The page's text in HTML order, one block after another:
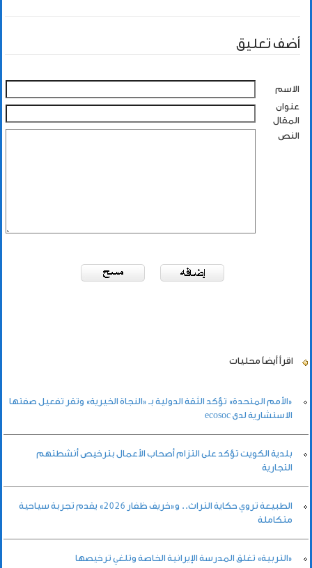
أضف تعليق
الاسم
عنوان
المقال
النص
اقرأ أيضاً محليات
«الأمم المتحدة» تؤكد الثقة الدولية بـ «النجاة الخيرية» وتقر تفعيل صفتها
الاستشارية لدى ecosoc
بلدية الكويت تؤكد على التزام أصحاب الأعمال بترخيص أنشطتهم
التجارية
الطبيعة تروي حكاية التراث.. و«خريف ظفار 2026» يقدم تجربة سياحية
متكاملة
«التربية» تغلق المدرسة الإيرانية الخاصة وتلغي ترخيصها